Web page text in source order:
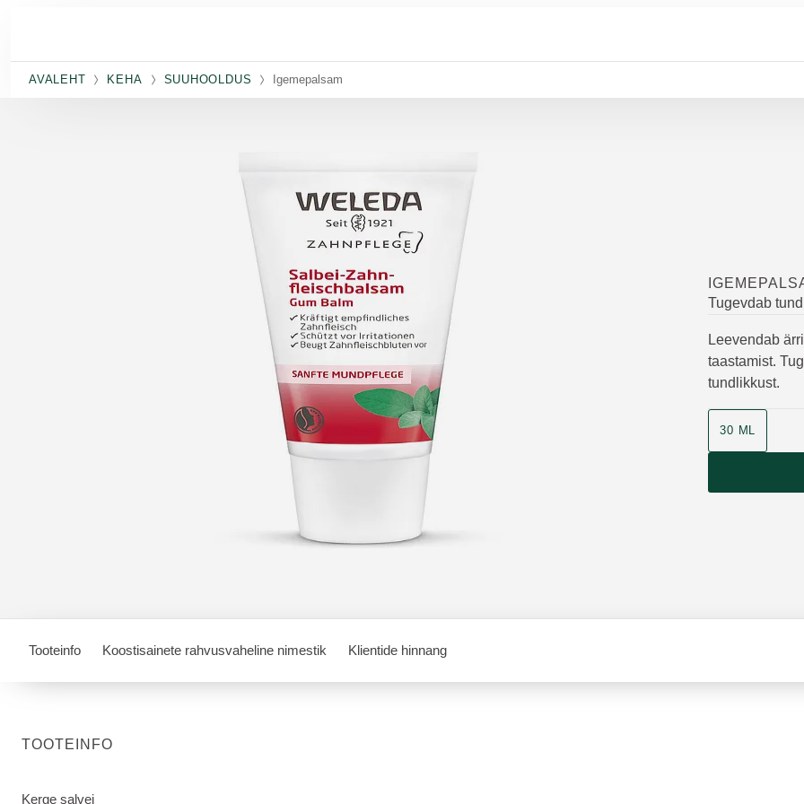
AVALEHT KEHA SUUHOOLDUS Igemepalsam
Tugevdab
Leevendab
taastamist.
tundlikkust.
30 ML
Tooteinfo Koostisainete rahvusvaheline nimestik Klientide hinnang
TOOTEINFO
Kerge salvei